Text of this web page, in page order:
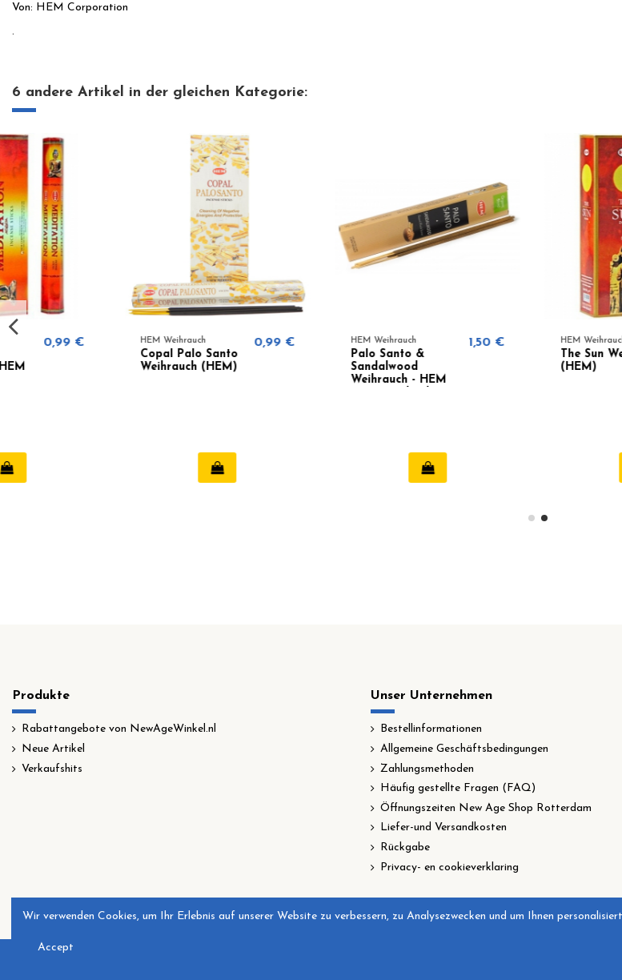
Von: HEM Corporation
.
6 andere Artikel in der gleichen Kategorie:
HEM Weihrauch 0,99 € HEM Weihrauch 1,50 € HEM Weihrauch
The Sun Weihrauch
0,99 €
Produkte
Rabattangebote von NewAgeWinkel.nl
Neue Artikel
Verkaufshits
Unser Unternehmen
Bestellinformationen
Allgemeine Geschäftsbedingungen
Zahlungsmethoden
Häufig gestellte Fragen (FAQ)
Öffnungszeiten New Age Shop Rotterdam
Liefer-und Versandkosten
Rückgabe
Privacy- en cookieverklaring
Wir verwenden Cookies, um Ihr Erlebnis auf unserer Website zu verbessern, zu Analysezwecken und um Ihnen
Accept